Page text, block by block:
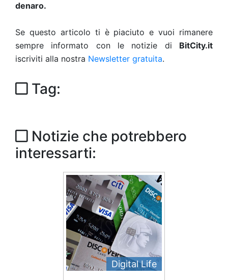
denaro.
Se questo articolo ti è piaciuto e vuoi rimanere
sempre informato con le notizie di BitCity.it
iscriviti alla nostra Newsletter gratuita.
Tag:
Notizie che potrebbero
interessarti:
Digital Life